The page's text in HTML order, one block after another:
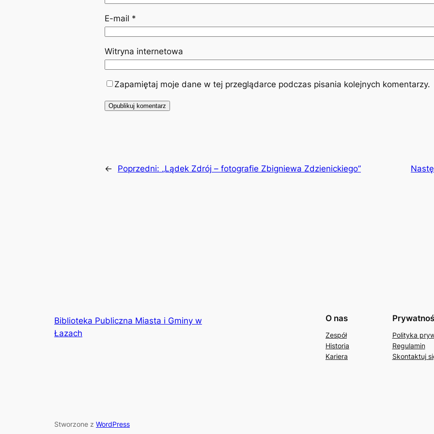
E-mail *
Witryna internetowa
Zapamiętaj moje dane w tej przeglądarce podczas pisania kolejnych komentarzy.
← Poprzedni: „Lądek Zdrój – fotografie Zbigniewa Zdzienickiego”
Biblioteka Publiczna Miasta i Gminy w
Łazach
O nas
Zespół
Historia
Kariera
Polityka
Regulamin
Skontaktuj
Stworzone z WordPress